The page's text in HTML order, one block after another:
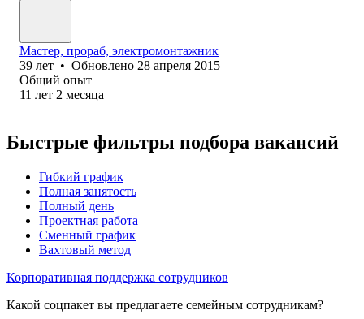
Мастер, прораб, электромонтажник
39 лет • Обновлено 28 апреля 2015
Общий опыт
11 лет 2 месяца
Быстрые фильтры подбора вакансий
Гибкий график
Полная занятость
Полный день
Проектная работа
Сменный график
Вахтовый метод
Корпоративная поддержка сотрудников
Какой соцпакет вы предлагаете семейным сотрудникам?